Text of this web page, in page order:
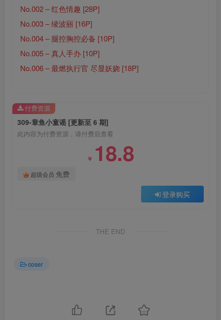
No.002 – 红色情趣 [28P]
No.003 – 绫波丽 [16P]
No.004 – 腿控胸控必备 [10P]
No.005 – 真人手办 [10P]
No.006 – 最燃执行官 尽显妖娆 [18P]
309-章鱼小童谣 [更新至 6 期]
此内容为付费资源，请付费后查看
￥ 18.8
超级会员 免费
登录购买
付费资源
THE END
coser